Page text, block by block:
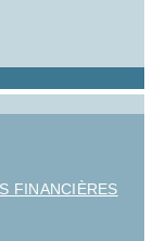
FINANCIÈRES